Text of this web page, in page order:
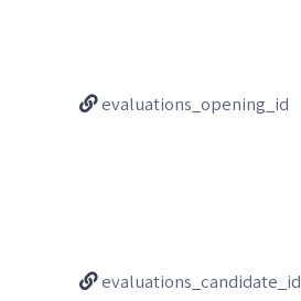
evaluations_opening_id
evaluations_candidate_id